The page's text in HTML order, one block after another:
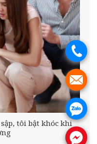
tôi bật khóc khi
.
.
.
.